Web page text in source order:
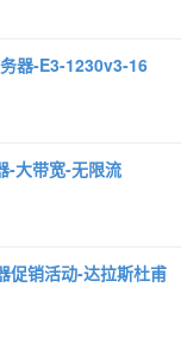
器-E3-1230v3-16
-大带宽-无限流
促销活动-达拉斯杜甫